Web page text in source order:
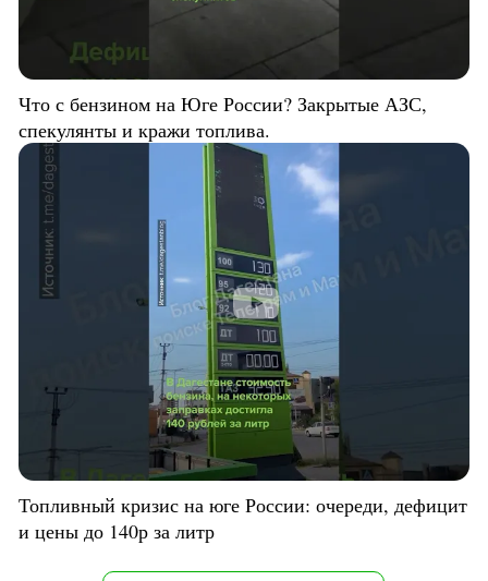
Что с бензином на Юге России? Закрытые АЗС,
спекулянты и кражи топлива.
Топливный кризис на юге России: очереди, дефицит
и цены до 140р за литр